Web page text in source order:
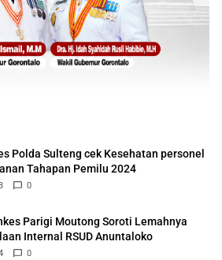
Polda Sulteng cek Kesehatan personel
Tahapan Pemilu 2024
0
Parigi Moutong Soroti Lemahnya
Internal RSUD Anuntaloko
0